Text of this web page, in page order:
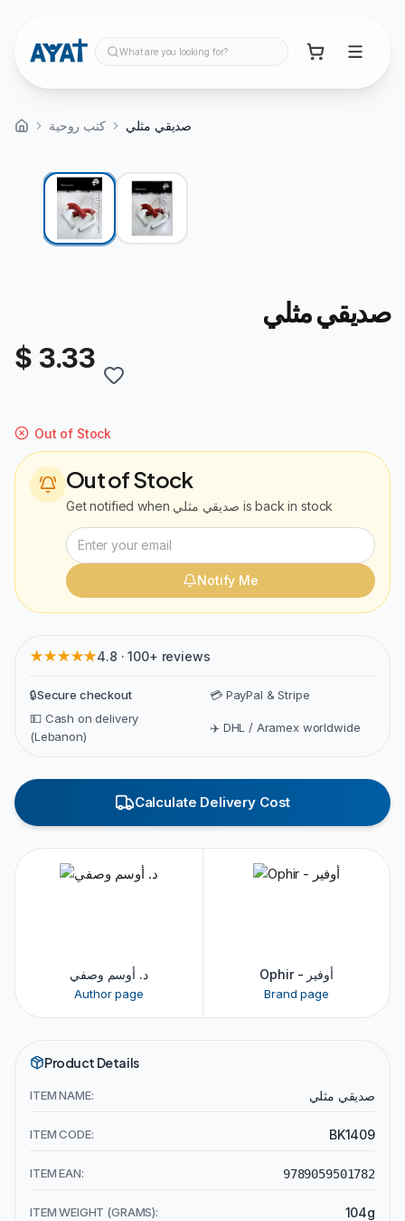
What are you looking for?
كتب روحية صديقي مثلي
صديقي مثلي
$ 3.33
Out of Stock
Out of Stock
Get notified when صديقي مثلي is back in stock
Notify Me
★★★★★4.8 · 100+ reviews
🔒Secure checkout
💳 PayPal & Stripe
💵 Cash on delivery
(Lebanon)
✈️ DHL / Aramex worldwide
Calculate Delivery Cost
د. أوسم وصفي
Author page
Ophir - أوفير
Brand page
Product Details
ITEM NAME: صديقي مثلي
ITEM CODE: BK1409
ITEM EAN: 9789059501782
ITEM WEIGHT (GRAMS): 104g